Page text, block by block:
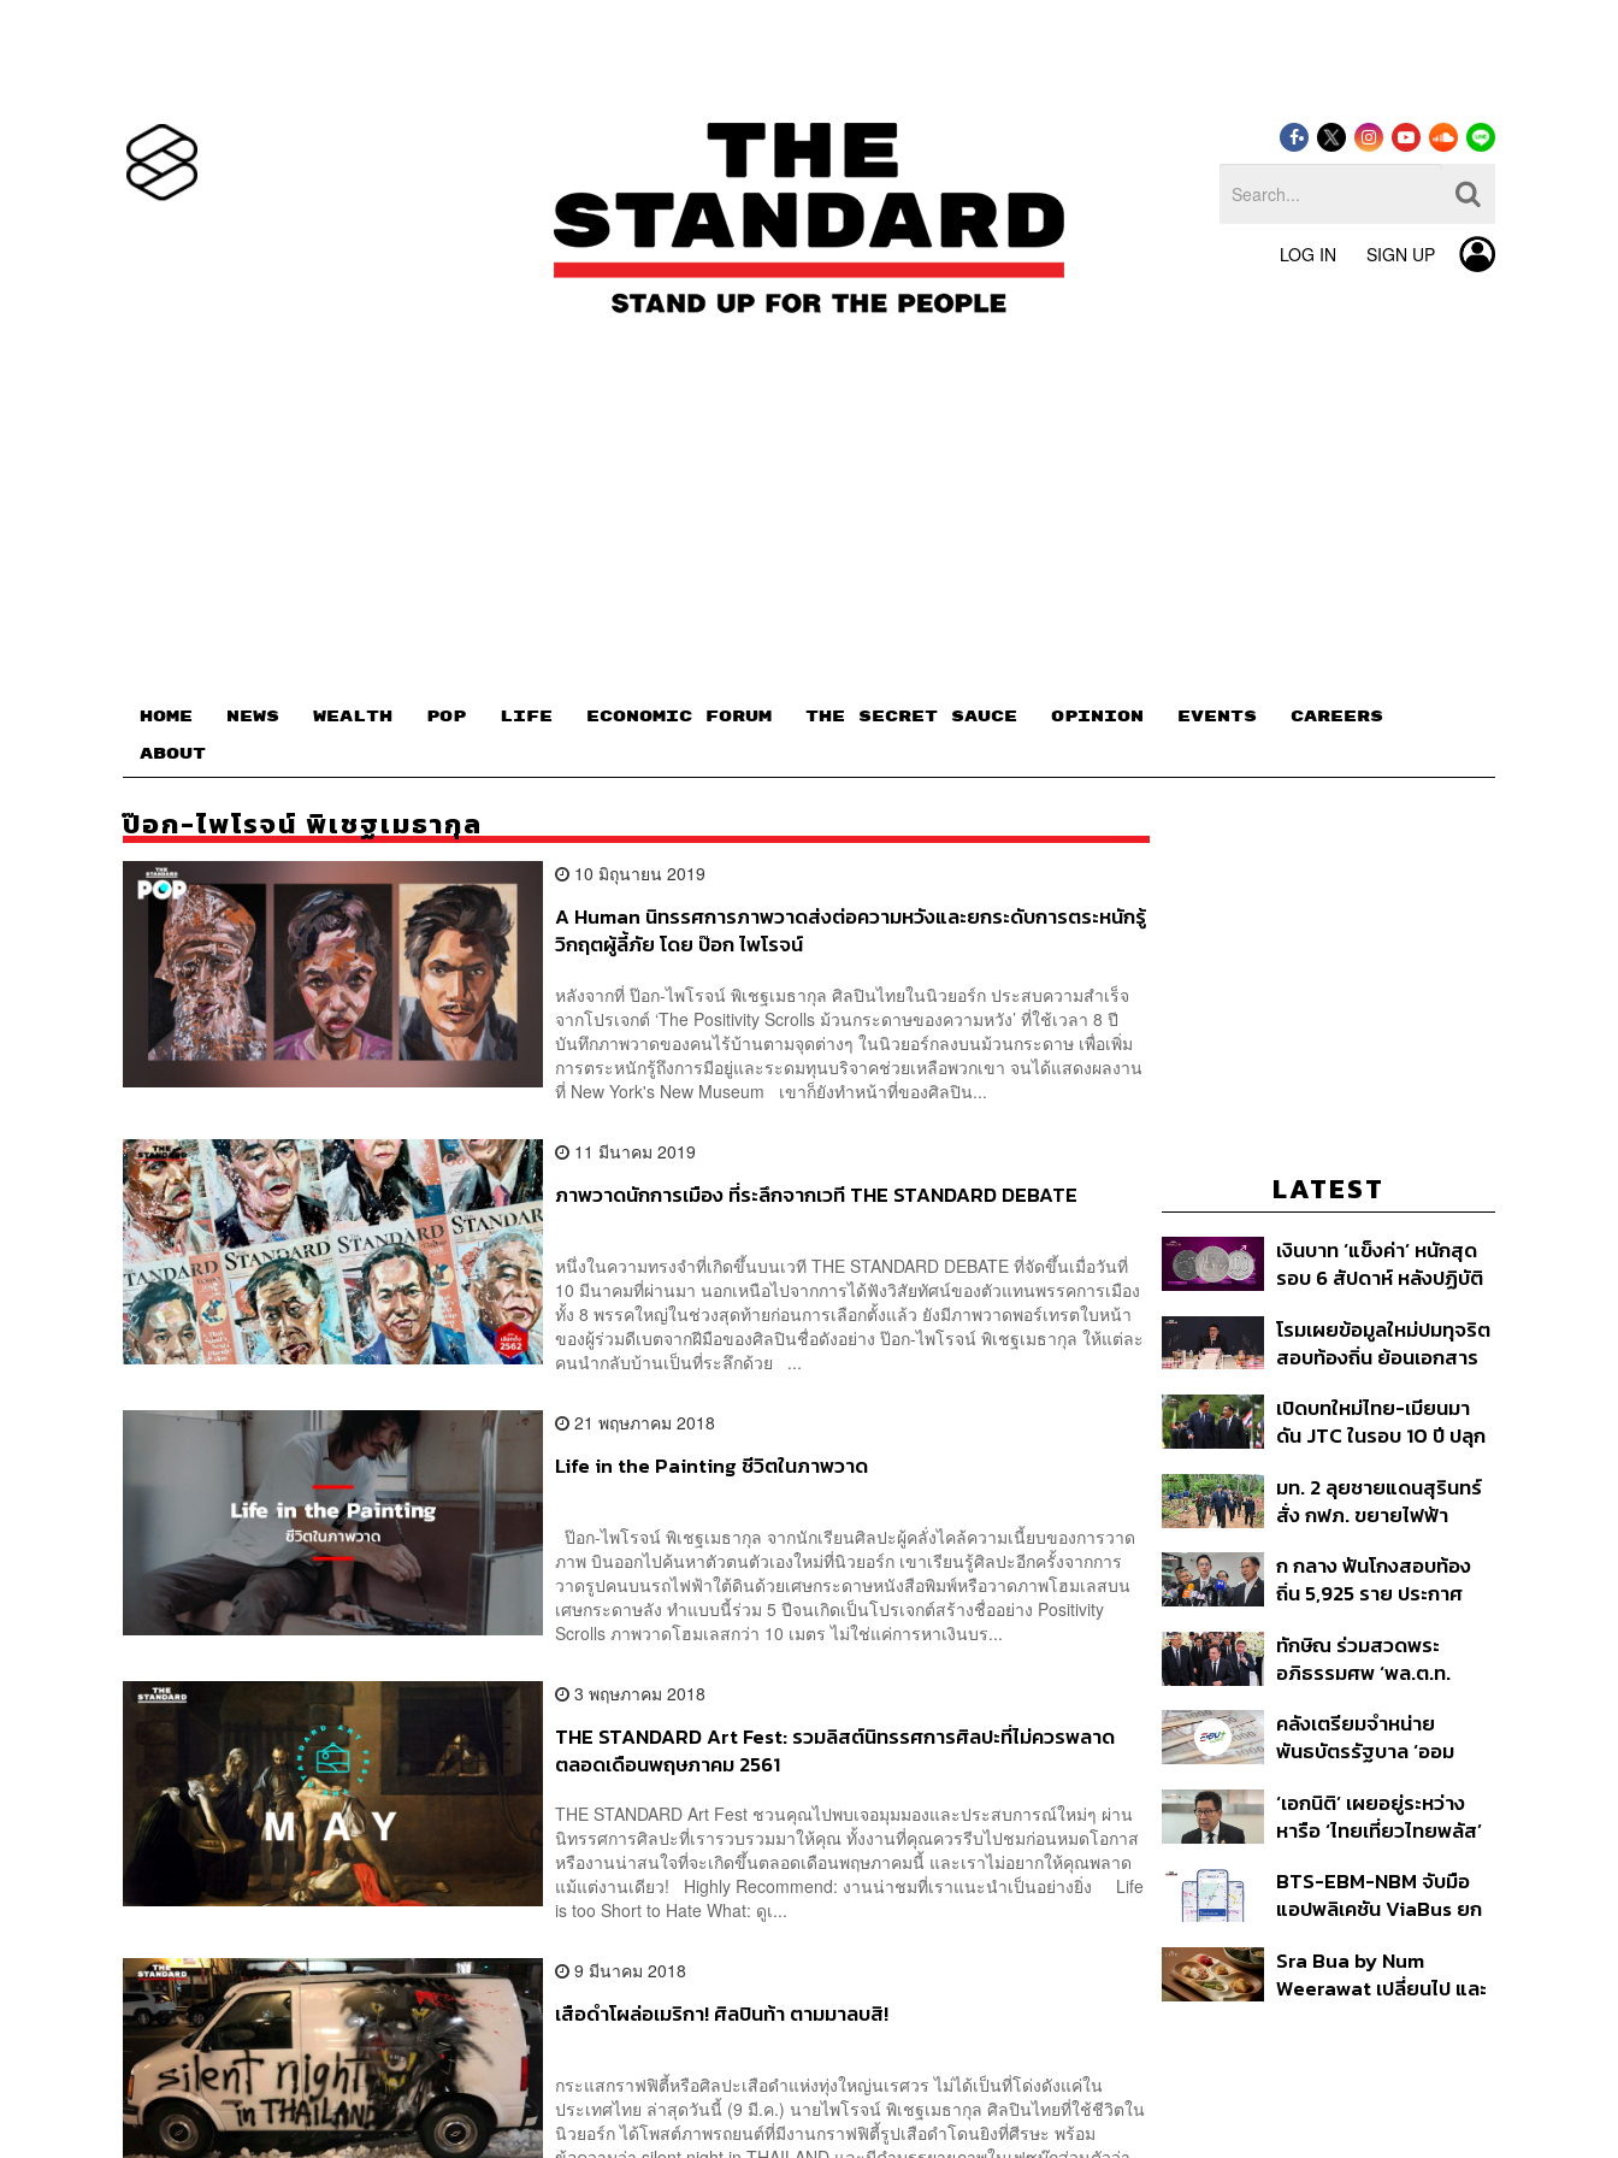
LOG IN SIGN UP
HOME NEWS WEALTH POP LIFE ECONOMIC FORUM THE SECRET SAUCE​ OPINION EVENTS CAREERS
ABOUT
ป๊อก-ไพโรจน์ พิเชฐเมธากุล
10 มิถุนายน 2019
A Human นิทรรศการภาพวาดส่งต่อความหวังและยกระดับการตระหนักรู้
วิกฤตผู้ลี้ภัย โดย ป๊อก ไพโรจน์
หลังจากที่ ป๊อก-ไพโรจน์ พิเชฐเมธากุล ศิลปินไทยในนิวยอร์ก ประสบความสำเร็จ
จากโปรเจกต์ ‘The Positivity Scrolls ม้วนกระดาษของความหวัง’ ที่ใช้เวลา 8 ปี
บันทึกภาพวาดของคนไร้บ้านตามจุดต่างๆ ในนิวยอร์กลงบนม้วนกระดาษ เพื่อเพิ่ม
การตระหนักรู้ถึงการมีอยู่และระดมทุนบริจาคช่วยเหลือพวกเขา จนได้แสดงผลงาน
ที่ New York's New Museum เขาก็ยังทำหน้าที่ของศิลปิน...
11 มีนาคม 2019
ภาพวาดนักการเมือง ที่ระลึกจากเวที THE STANDARD DEBATE
หนึ่งในความทรงจำที่เกิดขึ้นบนเวที THE STANDARD DEBATE ที่จัดขึ้นเมื่อวันที่
10 มีนาคมที่ผ่านมา นอกเหนือไปจากการได้ฟังวิสัยทัศน์ของตัวแทนพรรคการเมือง
ทั้ง 8 พรรคใหญ่ในช่วงสุดท้ายก่อนการเลือกตั้งแล้ว ยังมีภาพวาดพอร์เทรตใบหน้า
ของผู้ร่วมดีเบตจากฝีมือของศิลปินชื่อดังอย่าง ป๊อก-ไพโรจน์ พิเชฐเมธากุล ให้แต่ละ
คนนำกลับบ้านเป็นที่ระลึกด้วย ...
21 พฤษภาคม 2018
Life in the Painting ชีวิตในภาพวาด
ป๊อก-ไพโรจน์ พิเชฐเมธากุล จากนักเรียนศิลปะผู้คลั่งไคล้ความเนี้ยบของการวาด
ภาพ บินออกไปค้นหาตัวตนตัวเองใหม่ที่นิวยอร์ก เขาเรียนรู้ศิลปะอีกครั้งจากการ
วาดรูปคนบนรถไฟฟ้าใต้ดินด้วยเศษกระดาษหนังสือพิมพ์หรือวาดภาพโฮมเลสบน
เศษกระดาษลัง ทำแบบนี้ร่วม 5 ปีจนเกิดเป็นโปรเจกต์สร้างชื่ออย่าง Positivity
Scrolls ภาพวาดโฮมเลสกว่า 10 เมตร ไม่ใช่แค่การหาเงินบร...
3 พฤษภาคม 2018
THE STANDARD Art Fest: รวมลิสต์นิทรรศการศิลปะที่ไม่ควรพลาด
ตลอดเดือนพฤษภาคม 2561
THE STANDARD Art Fest ชวนคุณไปพบเจอมุมมองและประสบการณ์ใหม่ๆ ผ่าน
นิทรรศการศิลปะที่เรารวบรวมมาให้คุณ ทั้งงานที่คุณควรรีบไปชมก่อนหมดโอกาส
หรืองานน่าสนใจที่จะเกิดขึ้นตลอดเดือนพฤษภาคมนี้ และเราไม่อยากให้คุณพลาด
แม้แต่งานเดียว! Highly Recommend: งานน่าชมที่เราแนะนำเป็นอย่างยิ่ง Life
is too Short to Hate What: ดูเ...
9 มีนาคม 2018
เสือดำโผล่อเมริกา! ศิลปินท้า ตามมาลบสิ!
กระแสกราฟฟิตี้หรือศิลปะเสือดำแห่งทุ่งใหญ่นเรศวร ไม่ได้เป็นที่โด่งดังแค่ใน
ประเทศไทย ล่าสุดวันนี้ (9 มี.ค.) นายไพโรจน์ พิเชฐเมธากุล ศิลปินไทยที่ใช้ชีวิตใน
นิวยอร์ก ได้โพสต์ภาพรถยนต์ที่มีงานกราฟฟิตี้รูปเสือดำโดนยิงที่ศีรษะ พร้อม
LATEST
เงินบาท ‘แข็งค่า’ หนักสุด
รอบ 6 สัปดาห์ หลังปฏิบัติ
สหรัฐฯ-ญี่ปุ่น Standard
Chartered เปิดเป้าสิ้นปีนี้
ต่อดอลลาร์
โรมเผยข้อมูลใหม่ปมทุจริต
สอบท้องถิ่น ย้อนเอกสาร
อนุทิน จ่อสอบต่อเอี่ยว
ตัดตอน ม.บูรพา หรือไม่
เปิดบทใหม่ไทย-เมียนมา
ดัน JTC ในรอบ 10 ปี ปลุก
ชายแดน ท่าเรือน้ำลึก
ทวาย
มท. 2 ลุยชายแดนสุรินทร์
สั่ง กฟภ. ขยายไฟฟ้า
350’ เสริมความมั่นคง
ชายแดน
ก กลาง ฟันโกงสอบท้อง
ถิ่น 5,925 ราย ประกาศ
ราย รอ ป.ป.ช. ขีดเส้นแล้ว
เสร็จ 31 ส.ค.
ทักษิณ ร่วมสวดพระ
อภิธรรมศพ ‘พล.ต.ท.
สิน’ สิริอายุ 103 ปี แกนนำ
เพื่อไทย-บุคคลหลาก
คลังเตรียมจำหน่าย
พันธบัตรรัฐบาล ‘ออม
ก.ย.นี้ อาจเพิ่มสัดส่วนการ
ขายแบบ Small Lot First
‘เอกนิติ’ เผยอยู่ระหว่าง
หารือ ‘ไทยเที่ยวไทยพลัส’
แสนล้าน มั่นใจงบต่อ ‘ไทย
ช่วยไทย พลัส’ เฟส 2 มี
BTS-EBM-NBM จับมือ
แอปพลิเคชัน ViaBus ยก
รถไฟฟ้า 3 สายแบบเรียล
ไทม์
Sra Bua by Num
Weerawat เปลี่ยนไป และ